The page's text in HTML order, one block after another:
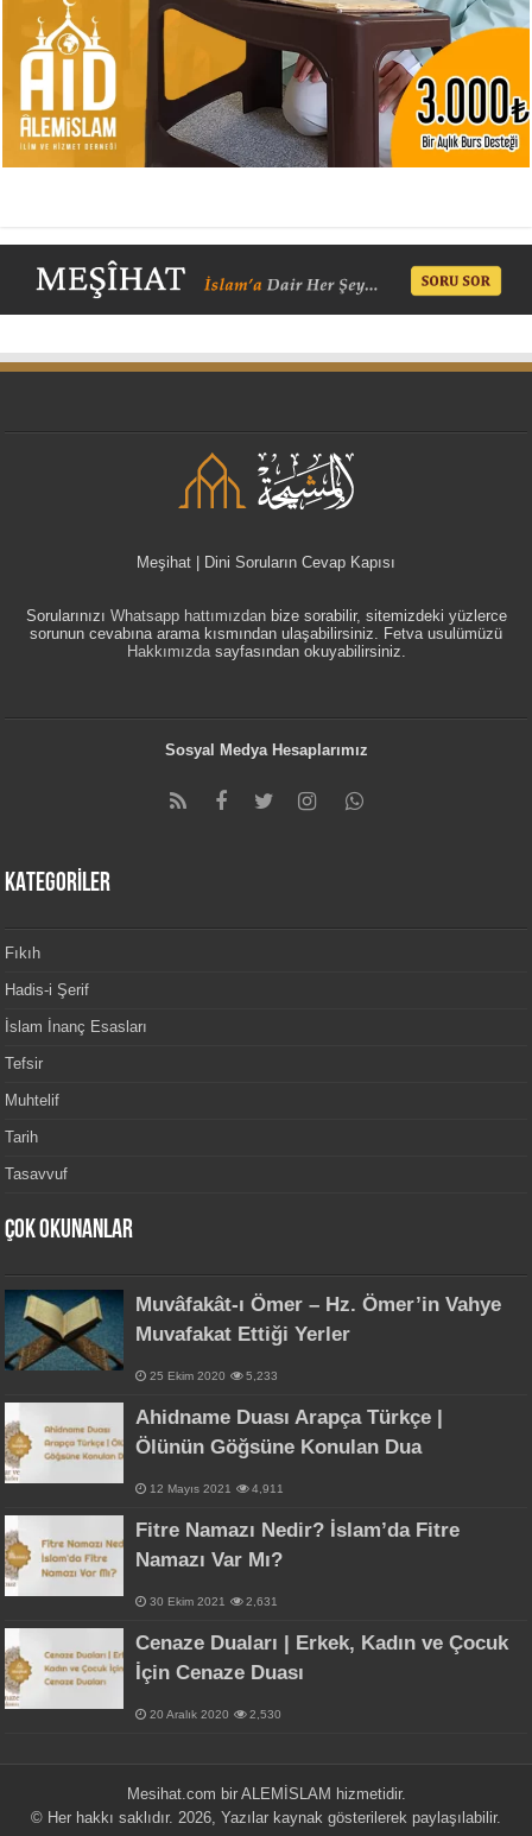
Meşihat | Dini Soruların Cevap Kapısı
Sorularınızı Whatsapp hattımızdanbize sorabilir, sitemizdeki yüzlerce
sorunun cevabına arama kısmından ulaşabilirsiniz. Fetva usulümüzü
Hakkımızdasayfasından okuyabilirsiniz.
Sosyal Medya Hesaplarımız
KATEGORİLER
Fıkıh
Hadis-i Şerif
İslam İnanç Esasları
Tefsir
Muhtelif
Tarih
Tasavvuf
Çok Okunanlar
Muvâfakât-ı Ömer – Hz. Ömer’in Vahye
Muvafakat Ettiği Yerler
25 Ekim 2020 5,233
Ahidname Duası Arapça Türkçe |
Ölünün Göğsüne Konulan Dua
12 Mayıs 2021 4,911
Fitre Namazı Nedir? İslam’da Fitre
Namazı Var Mı?
30 Ekim 2021 2,631
Cenaze Duaları | Erkek, Kadın ve Çocuk
İçin Cenaze Duası
20 Aralık 2020 2,530
Mesihat.com bir ALEMİSLAM hizmetidir.
© Her hakkı saklıdır. 2026, Yazılar kaynak gösterilerek paylaşılabilir.